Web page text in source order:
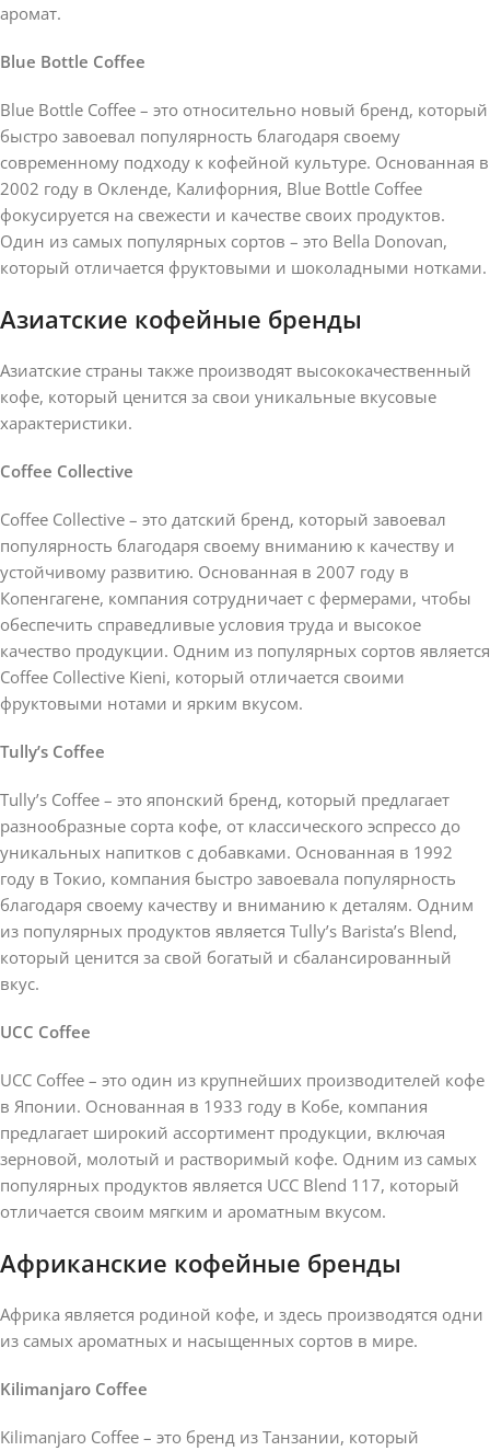
аромат.
Blue Bottle Coffee
Blue Bottle Coffee – это относительно новый бренд, который
быстро завоевал популярность благодаря своему
современному подходу к кофейной культуре. Основанная в
2002 году в Окленде, Калифорния, Blue Bottle Coffee
фокусируется на свежести и качестве своих продуктов.
Один из самых популярных сортов – это Bella Donovan,
который отличается фруктовыми и шоколадными нотками.
Азиатские кофейные бренды
Азиатские страны также производят высококачественный
кофе, который ценится за свои уникальные вкусовые
характеристики.
Coffee Collective
Coffee Collective – это датский бренд, который завоевал
популярность благодаря своему вниманию к качеству и
устойчивому развитию. Основанная в 2007 году в
Копенгагене, компания сотрудничает с фермерами, чтобы
обеспечить справедливые условия труда и высокое
качество продукции. Одним из популярных сортов является
Coffee Collective Kieni, который отличается своими
фруктовыми нотами и ярким вкусом.
Tully’s Coffee
Tully’s Coffee – это японский бренд, который предлагает
разнообразные сорта кофе, от классического эспрессо до
уникальных напитков с добавками. Основанная в 1992
году в Токио, компания быстро завоевала популярность
благодаря своему качеству и вниманию к деталям. Одним
из популярных продуктов является Tully’s Barista’s Blend,
который ценится за свой богатый и сбалансированный
вкус.
UCC Coffee
UCC Coffee – это один из крупнейших производителей кофе
в Японии. Основанная в 1933 году в Кобе, компания
предлагает широкий ассортимент продукции, включая
зерновой, молотый и растворимый кофе. Одним из самых
популярных продуктов является UCC Blend 117, который
отличается своим мягким и ароматным вкусом.
Африканские кофейные бренды
Африка является родиной кофе, и здесь производятся одни
из самых ароматных и насыщенных сортов в мире.
Kilimanjaro Coffee
Kilimanjaro Coffee – это бренд из Танзании, который